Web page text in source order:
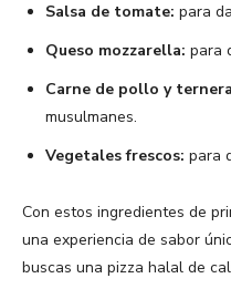
Salsa de tomate: para
Queso mozzarella: para
Carne de pollo y
musulmanes.
Vegetales frescos: para
Con estos ingredientes de
una experiencia de sabor
buscas una pizza halal de